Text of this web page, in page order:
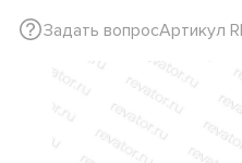
Задать вопросАртикул